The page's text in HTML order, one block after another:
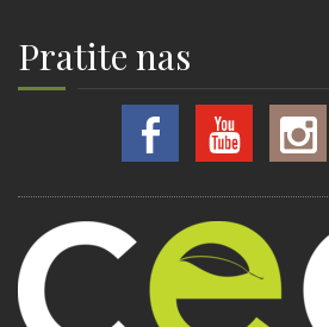
Pratite nas